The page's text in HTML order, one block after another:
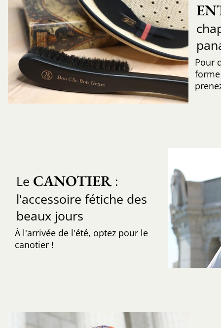
Pour
Le CANOTIER:
l'accessoire fétiche des
beaux jours
À l'arrivée de l'été, optez pour le
canotier !